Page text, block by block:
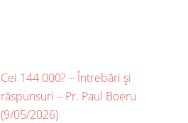
Cei 144 000? – Întrebări și
răspunsuri – Pr. Paul Boeru
(9/05/2026)